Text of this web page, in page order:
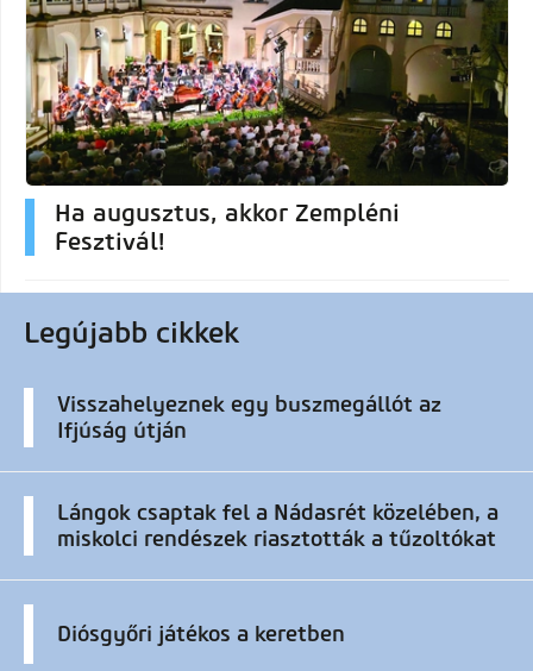
Ha augusztus, akkor Zempléni
Fesztivál!
Legújabb cikkek
Visszahelyeznek egy buszmegállót az
Ifjúság útján
Lángok csaptak fel a Nádasrét közelében, a
miskolci rendészek riasztották a tűzoltókat
Diósgyőri játékos a keretben